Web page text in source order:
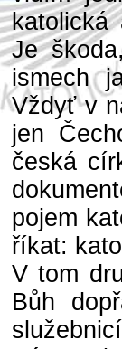
Je
ismech
Vždyť v
jen
česká
pojem
říkat:
V tom
Bůh